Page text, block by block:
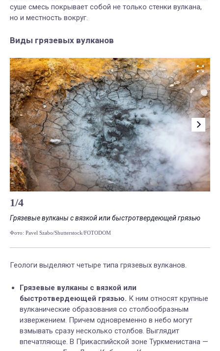
суше смесь покрывает собой не только стенки вулкана,
но и местность вокруг.
Виды грязевых вулканов
1/4
Грязевые вулканы с вязкой или быстротвердеющей грязью
Фото: Pavel Szabo/Shutterstock/FOTODOM
Геологи выделяют четыре типа грязевых вулканов.
Грязевые вулканы с вязкой или
быстротвердеющей грязью. К ним относят крупные
вулканические образования со столбообразным
извержением. Причем одновременно в небо могут
взмывать сразу несколько столбов. Выглядит
впечатляюще. В Прикаспийской зоне Туркменистана —